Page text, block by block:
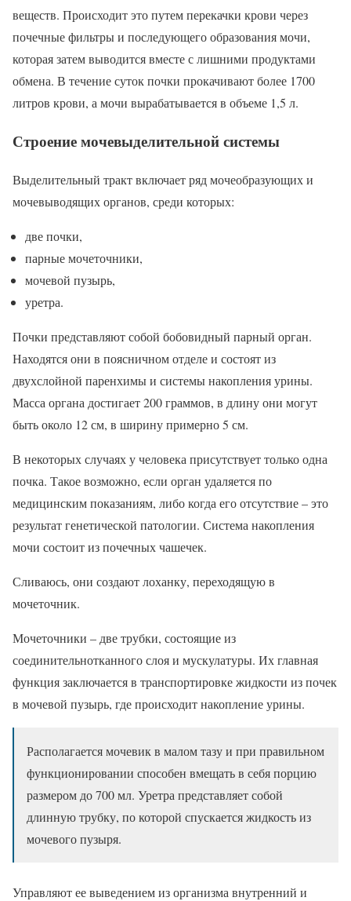
веществ. Происходит это путем перекачки крови через
почечные фильтры и последующего образования мочи,
которая затем выводится вместе с лишними продуктами
обмена. В течение суток почки прокачивают более 1700
литров крови, а мочи вырабатывается в объеме 1,5 л.
Строение мочевыделительной системы
Выделительный тракт включает ряд мочеобразующих и
мочевыводящих органов, среди которых:
две почки,
парные мочеточники,
мочевой пузырь,
уретра.
Почки представляют собой бобовидный парный орган.
Находятся они в поясничном отделе и состоят из
двухслойной паренхимы и системы накопления урины.
Масса органа достигает 200 граммов, в длину они могут
быть около 12 см, в ширину примерно 5 см.
В некоторых случаях у человека присутствует только одна
почка. Такое возможно, если орган удаляется по
медицинским показаниям, либо когда его отсутствие – это
результат генетической патологии. Система накопления
мочи состоит из почечных чашечек.
Сливаюсь, они создают лоханку, переходящую в
мочеточник.
Мочеточники – две трубки, состоящие из
соединительнотканного слоя и мускулатуры. Их главная
функция заключается в транспортировке жидкости из почек
в мочевой пузырь, где происходит накопление урины.
Располагается мочевик в малом тазу и при правильном
функционировании способен вмещать в себя порцию
размером до 700 мл. Уретра представляет собой
длинную трубку, по которой спускается жидкость из
мочевого пузыря.
Управляют ее выведением из организма внутренний и